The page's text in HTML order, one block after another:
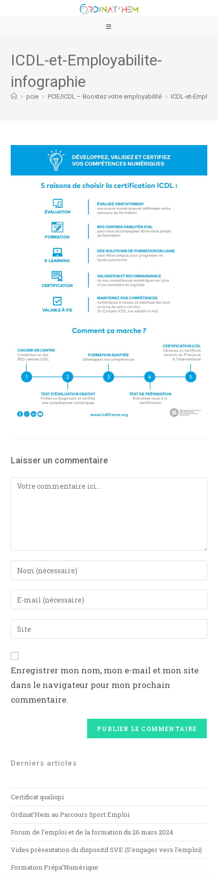
ICDL-et-Employabilite-
infographie
> pcie > PCIE/ICDL – Boostez votre employabilité > ICDL-et-
Laisser un commentaire
Enregistrer mon nom, mon e-mail et mon site
dans le navigateur pour mon prochain
commentaire.
Derniers articles
Certificat qualiopi
Ordinat’Hem au Parcours Sport Emploi
Forum de l’emploi et de la formation du 26 mars 2024
Video présentation du dispositif SVE (S’engager vers l’emploi)
Formation Prépa’Numérique